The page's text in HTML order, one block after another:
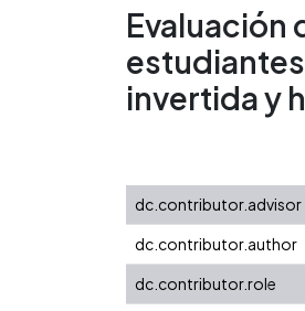
Evaluación
invertida y
dc.contributor.advisor
dc.contributor.author
dc.contributor.role